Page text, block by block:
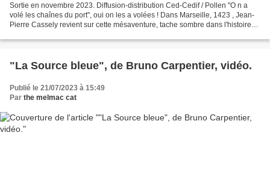
Sortie en novembre 2023. Diffusion-distribution Ced-Cedif / Pollen "O n a
volé les chaînes du port", oui on les a volées ! Dans Marseille, 1423 , Jean-
Pierre Cassely revient sur cette mésaventure, tache sombre dans l'histoire
"La Source bleue", de Bruno Carpentier, vidéo.
Publié le 21/07/2023 à 15:49
Par the melmac cat